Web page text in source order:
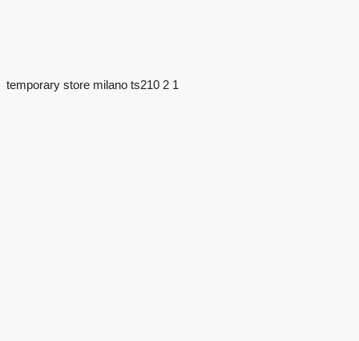
temporary store milano ts210 2 1